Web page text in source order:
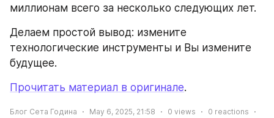
миллионам всего за несколько следующих лет.
Делаем простой вывод: измените
технологические инструменты и Вы измените
будущее.
Прочитать материал в оригинале.
Блог Сета Година May 6, 2025, 21:58 0 views 0 reactions